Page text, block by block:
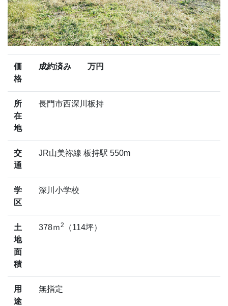
価
格
成約済み 万円
所
在
地
長門市西深川板持
交
通
JR山美祢線 板持駅 550m
学
区
深川小学校
土
地
面
積
378ｍ2 （114坪）
用
途
無指定